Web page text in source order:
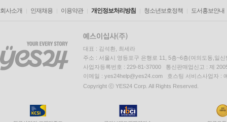
회사소개 인재채용 이용약관 개인정보처리방침 청소년보호정책 도서홍보안내
대표 : 김석환, 최세라
주소 : 서울시 영등포구 은행로 11, 5층~6층(여의도동,일신
사업자등록번호 : 229-81-37000 통신판매업신고 : 제
이메일 : yes24help@yes24.com 호스팅 서비스사업자 :
Copyright ⓒ YES24 Corp. All Rights Reserved.